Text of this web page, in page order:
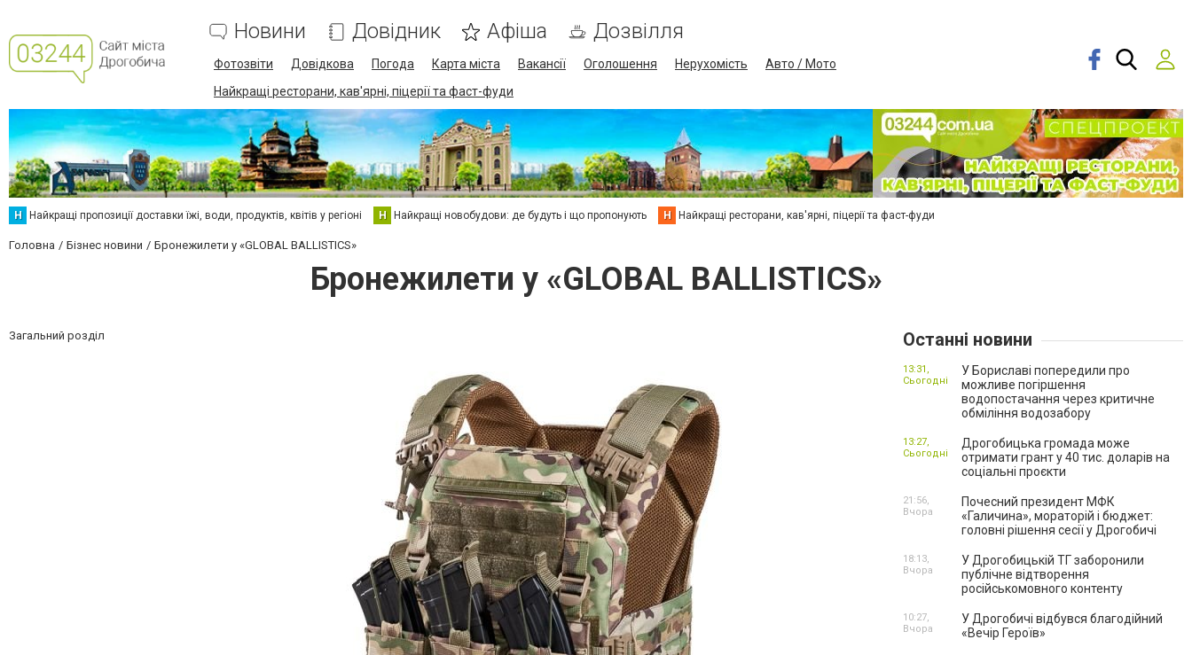
Новини Довідник Афіша Дозвілля
Фотозвіти Довідкова Погода Карта міста Вакансії Оголошення Нерухомість
Авто / Мото
Найкращі ресторани, кав'ярні, піцерії та фаст-фуди
Н Найкращі пропозиції доставки їжі, води, продуктів, квітів у регіоні Н Найкращі новобудови: де будуть і що пропонують Н Найкращі ресторани, кав'ярні, піцерії та фаст-фуди
Головна Бізнес новини Бронежилети у «GLOBAL BALLISTICS»
Бронежилети у «GLOBAL BALLISTICS»
Загальний розділ Останні новини
У Бориславі попередили про
можливе погіршення
водопостачання через критичне
обміління водозабору
13:31,
Сьогодні
Дрогобицька громада може
отримати грант у 40 тис. доларів на
соціальні проєкти
13:27,
Сьогодні
Почесний президент МФК
«Галичина», мораторій і бюджет:
головні рішення сесії у Дрогобичі
21:56,
Вчора
У Дрогобицькій ТГ заборонили
публічне відтворення
російськомовного контенту
18:13,
Вчора
У Дрогобичі відбувся благодійний
«Вечір Героїв»
10:27,
Вчора